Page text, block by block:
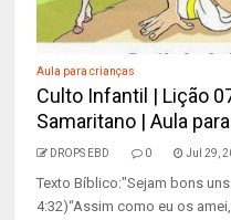
Aula para crianças
Culto Infantil | Lição
Samaritano | Aula
DROPS EBD 0 Jul 29,
Texto Bíblico:"Sejam bons
4:32)“Assim como eu os